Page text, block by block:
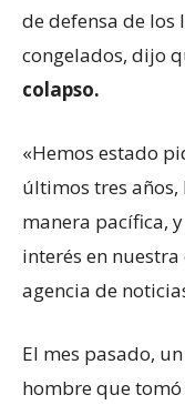
de defensa de los
congelados, dijo
colapso.
«Hemos estado
últimos tres
manera pacífica,
interés en
agencia de
El mes pasado,
hombre que